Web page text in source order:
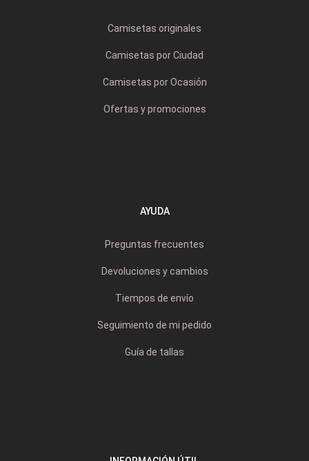
Camisetas originales
Camisetas por Ciudad
Camisetas por Ocasión
Ofertas y promociones
AYUDA
Preguntas frecuentes
Devoluciones y cambios
Tiempos de envío
Seguimiento de mi pedido
Guía de tallas